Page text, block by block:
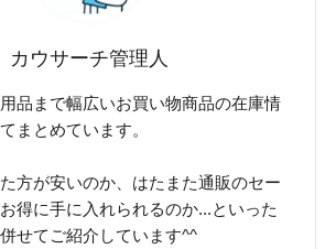
カウサーチ管理人
品まで幅広いお買い物商品の在庫情
まとめています。
方が安いのか、はたまた通販のセー
得に手に入れられるのか...といった
せてご紹介しています^^